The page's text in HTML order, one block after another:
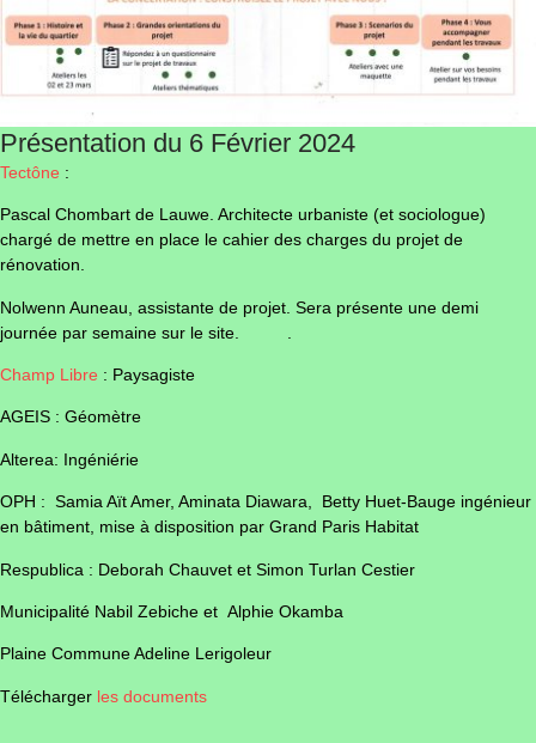
Présentation du 6 Février 2024
Tectône :
Pascal Chombart de Lauwe. Architecte urbaniste (et sociologue)
chargé de mettre en place le cahier des charges du projet de
rénovation.
Nolwenn Auneau, assistante de projet. Sera présente une demi
journée par semaine sur le site. .
Champ Libre : Paysagiste
AGEIS : Géomètre
Alterea: Ingéniérie
OPH : Samia Aït Amer, Aminata Diawara, Betty Huet-Bauge ingénieur
en bâtiment, mise à disposition par Grand Paris Habitat
Respublica : Deborah Chauvet et Simon Turlan Cestier
Municipalité Nabil Zebiche et Alphie Okamba
Plaine Commune Adeline Lerigoleur
Télécharger les documents